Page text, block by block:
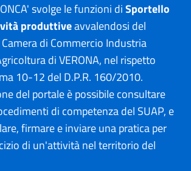
svolge le funzioni diSportello
produttiveavvalendosi del
di Commercio Industria
di VERONA, nel rispetto
10-12 del D.P.R. 160/2010.
del portale è possibile consultare
di competenza del SUAP, e
firmare e inviare una pratica per
di un'attività nel territorio del